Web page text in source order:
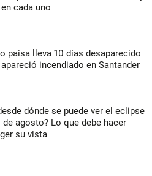
cada uno
paisa lleva 10 días desaparecido
incendiado en Santander
dónde se puede ver el eclipse
agosto? Lo que debe hacer
su vista